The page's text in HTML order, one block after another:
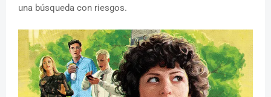
una búsqueda con riesgos.